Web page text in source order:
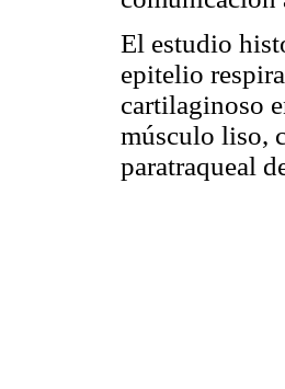
El estudio
epitelio
cartilaginoso
músculo liso,
paratraqueal